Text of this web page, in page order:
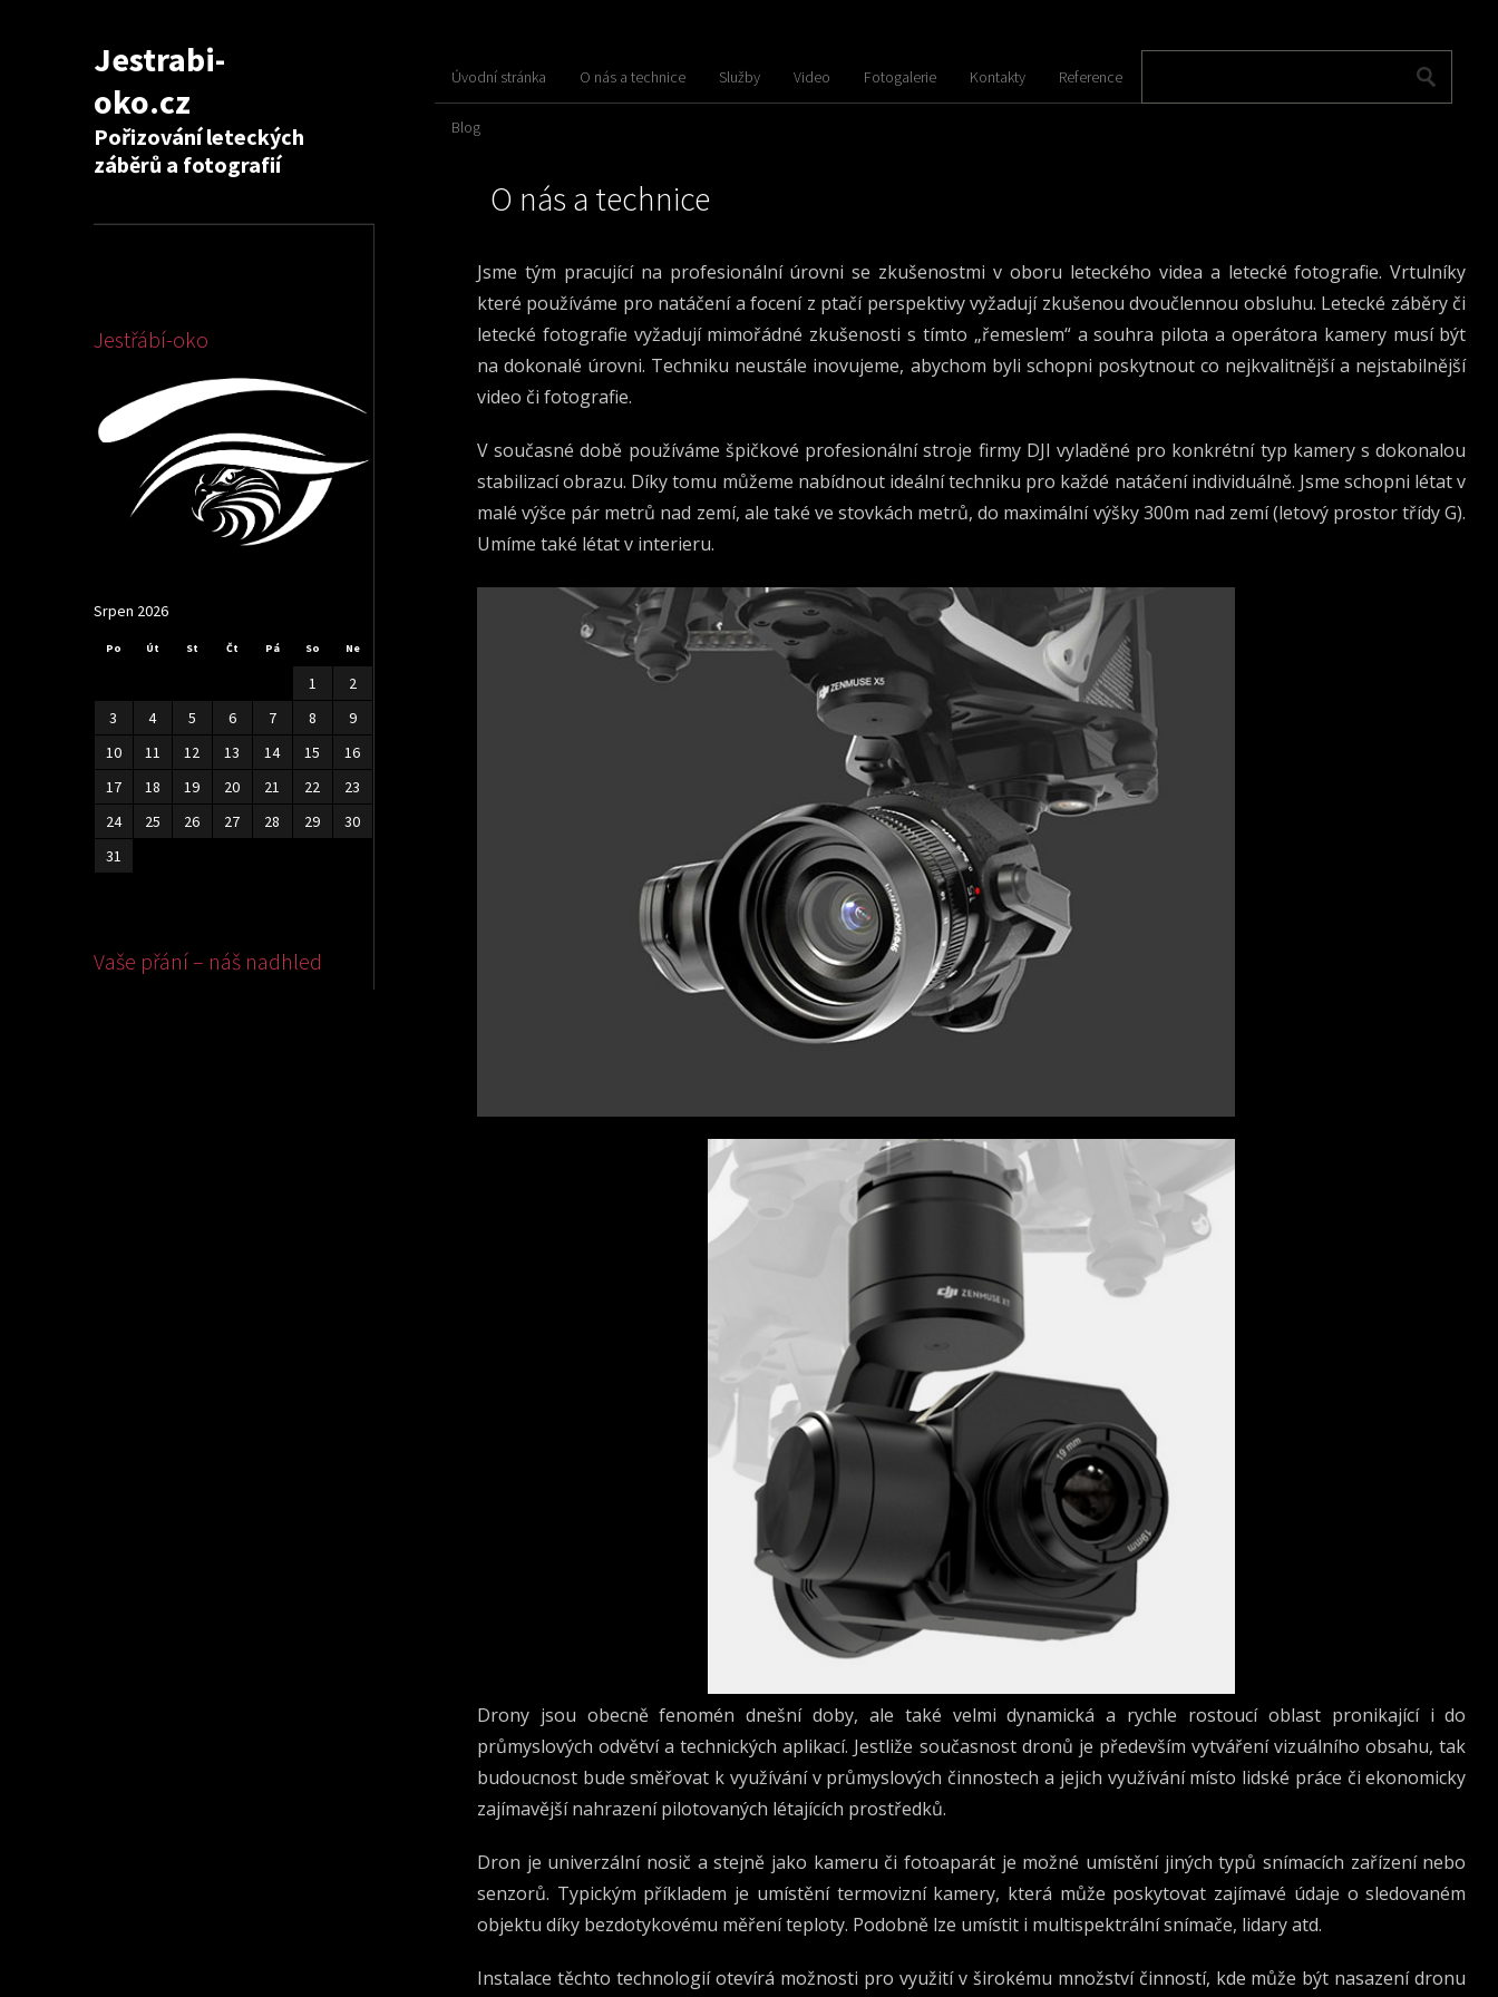
Jestrabi-
oko.cz
Pořizování leteckých
záběrů a fotografií
Jestřábí-oko
Srpen 2026
Po Út St Čt Pá So Ne
1
2
3
4 5 6 7 8
9
10
11 12 13 14 15
16
17
18 19 20 21 22
23
24
25 26 27 28 29
30
31
Vaše přání – náš nadhled
Úvodní stránka O nás a technice Služby Video Fotogalerie Kontakty Reference
Blog
O nás a technice
Jsme tým pracující na profesionální úrovni se zkušenostmi v oboru leteckého videa a letecké fotografie. Vrtulníky
které používáme pro natáčení a focení z ptačí perspektivy vyžadují zkušenou dvoučlennou obsluhu. Letecké záběry či
letecké fotografie vyžadují mimořádné zkušenosti s tímto „řemeslem“ a souhra pilota a operátora kamery musí být
na dokonalé úrovni. Techniku neustále inovujeme, abychom byli schopni poskytnout co nejkvalitnější a nejstabilnější
video či fotografie.
V současné době používáme špičkové profesionální stroje firmy DJI vyladěné pro konkrétní typ kamery s dokonalou
stabilizací obrazu. Díky tomu můžeme nabídnout ideální techniku pro každé natáčení individuálně. Jsme schopni létat v
malé výšce pár metrů nad zemí, ale také ve stovkách metrů, do maximální výšky 300m nad zemí (letový prostor třídy G).
Umíme také létat v interieru.
Drony jsou obecně fenomén dnešní doby, ale také velmi dynamická a rychle rostoucí oblast pronikající i do
průmyslových odvětví a technických aplikací. Jestliže současnost dronů je především vytváření vizuálního obsahu, tak
budoucnost bude směřovat k využívání v průmyslových činnostech a jejich využívání místo lidské práce či ekonomicky
zajímavější nahrazení pilotovaných létajících prostředků.
Dron je univerzální nosič a stejně jako kameru či fotoaparát je možné umístění jiných typů snímacích zařízení nebo
senzorů. Typickým příkladem je umístění termovizní kamery, která může poskytovat zajímavé údaje o sledovaném
objektu díky bezdotykovému měření teploty. Podobně lze umístit i multispektrální snímače, lidary atd.
Instalace těchto technologií otevírá možnosti pro využití v širokému množství činností, kde může být nasazení dronu